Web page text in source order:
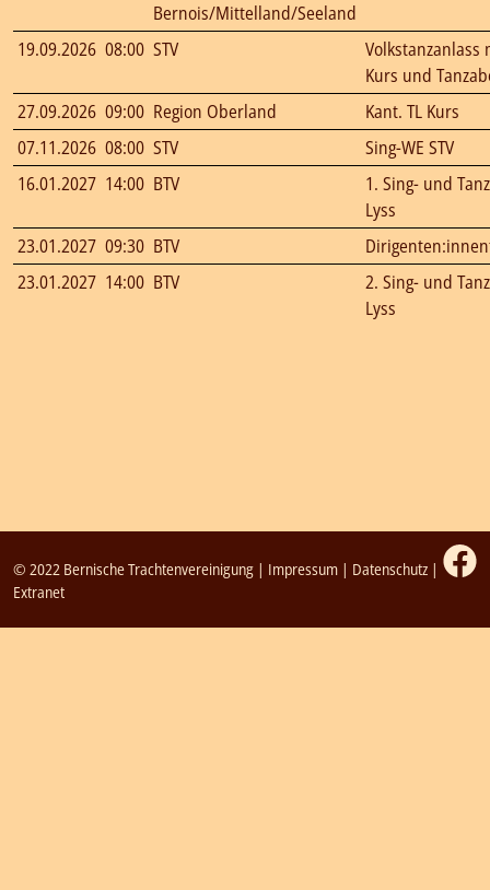
Bernois/Mittelland/Seeland
19.09.2026 08:00 STV
Volkstanzanlass
Kurs und
27.09.2026 09:00 Region Oberland
Kant. TL Kurs
07.11.2026 08:00 STV
Sing-WE STV
16.01.2027 14:00 BTV
1. Sing- und
Lyss
23.01.2027 09:30 BTV
23.01.2027 14:00 BTV
2. Sing- und
Lyss
© 2022 Bernische Trachtenvereinigung | Impressum | Datenschutz |
Extranet